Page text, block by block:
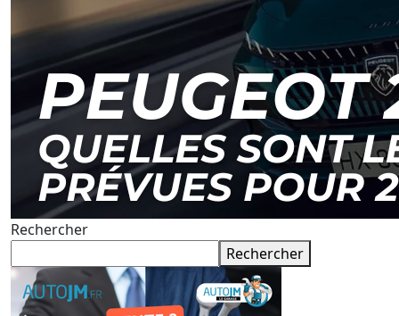
Rechercher
Rechercher